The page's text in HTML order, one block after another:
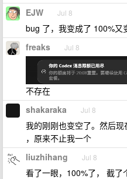
EJW Jul 8
bug 了，我变成了 100%又
freaks Jul 8
不存在
shakaraka Jul 8
我的刚刚也变空了。然后
，原来不止我一个
liuzhihang Jul 8
看了一眼，100%了， 截